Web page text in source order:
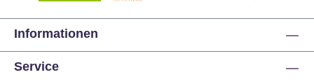
Informationen
Service